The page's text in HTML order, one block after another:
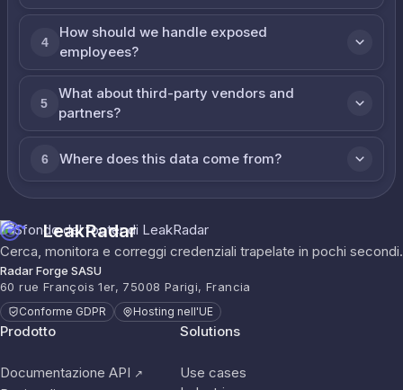
4
How should we handle exposed
employees?
5
What about third-party vendors and
partners?
6 Where does this data come from?
LeakRadar
Cerca, monitora e correggi credenziali trapelate in pochi secondi.
Radar Forge SASU
60 rue François 1er, 75008 Parigi, Francia
Conforme GDPR Hosting nell'UE
Prodotto
Documentazione API ↗
Solutions
Use cases